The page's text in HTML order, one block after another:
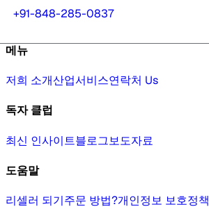
+91-848-285-0837
메뉴
저희 소개산업서비스연락처 Us
독자 클럽
최신 인사이트블로그보도자료
도움말
리셀러 되기주문 방법?개인정보 보호정책